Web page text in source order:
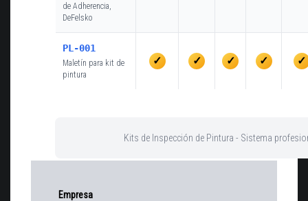
de Adherencia,
DeFelsko
PL-001
Maletín para kit de
pintura
✓ ✓ ✓ ✓ ✓
Kits de Inspección de Pintura - Sistema
Empresa